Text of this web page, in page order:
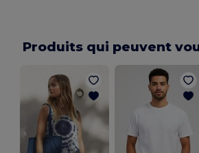
Produits qui peuvent